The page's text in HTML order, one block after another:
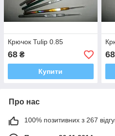
Крючок Tulip 0.85
68 ₴
Купити
68
Про нас
100% позитивних з 267